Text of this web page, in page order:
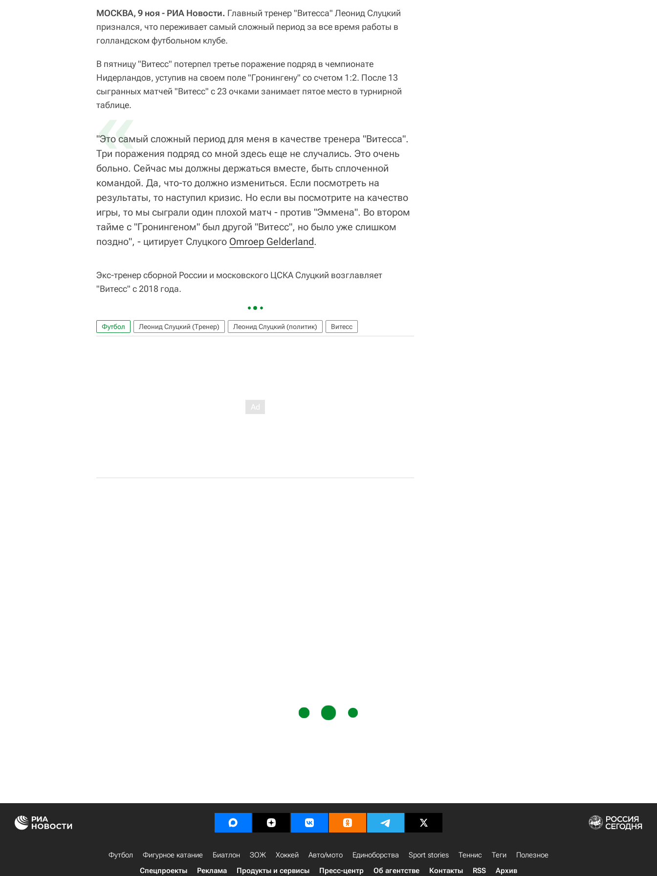
МОСКВА, 9 ноя - РИА Новости. Главный тренер "Витесса" Леонид Слуцкий
признался, что переживает самый сложный период за все время работы в
голландском футбольном клубе.
В пятницу "Витесс" потерпел третье поражение подряд в чемпионате
Нидерландов, уступив на своем поле "Гронингену" со счетом 1:2. После 13
сыгранных матчей "Витесс" с 23 очками занимает пятое место в турнирной
таблице.
«
"Это самый сложный период для меня в качестве тренера "Витесса".
Три поражения подряд со мной здесь еще не случались. Это очень
больно. Сейчас мы должны держаться вместе, быть сплоченной
командой. Да, что-то должно измениться. Если посмотреть на
результаты, то наступил кризис. Но если вы посмотрите на качество
игры, то мы сыграли один плохой матч - против "Эммена". Во втором
тайме с "Гронингеном" был другой "Витесс", но было уже слишком
поздно", - цитирует Слуцкого Omroep Gelderland.
Экс-тренер сборной России и московского ЦСКА Слуцкий возглавляет
"Витесс" с 2018 года.
Футбол Леонид Слуцкий (Тренер) Леонид Слуцкий (политик) Витесс
Футбол Фигурное катание Биатлон ЗОЖ Хоккей Авто/мото Единоборства Sport stories Теннис Теги
Полезное
Спецпроекты
Реклама Продукты и сервисы Пресс-центр Об агентстве Контакты RSS Архив